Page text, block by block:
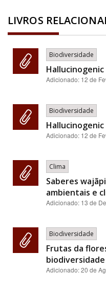
LIVROS
Biodiversidade
Adicionado: 12 de
Biodiversidade
Adicionado: 12 de
Clima
Saberes
ambientais e
Adicionado: 13 de
Biodiversidade
Frutas da
biodiversidade
Adicionado:20 de